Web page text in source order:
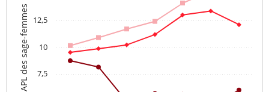
APL des sage-femmes 7,5
10
12,5